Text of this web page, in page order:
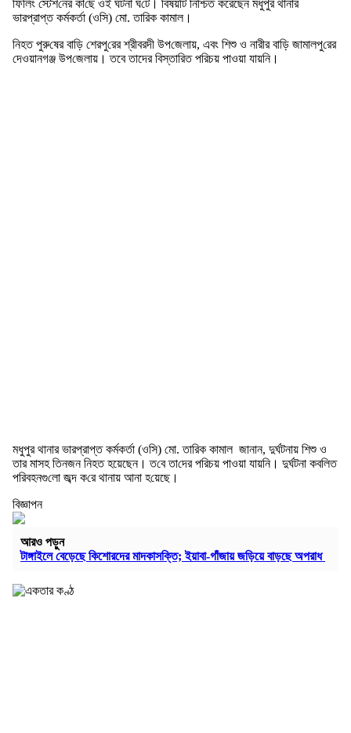
ফি‌লিং স্টেশ‌নের কা‌ছে ওই ঘটনা ঘ‌টে। বিষয়টি নিশ্চিত করেছেন মধুপুর থানার
ভারপ্রাপ্ত কর্মকর্তা (ওসি) মো. তা‌রিক কামাল।
নিহত পুরু‌ষের বা‌ড়ি শেরপু‌রের শ্রীবরদী উপ‌জেলায়, এবং শিশু ও নারীর বা‌ড়ি জামালপু‌রের
দেওয়ানগঞ্জ উপ‌জেলায়। তবে তাদের বিস্তারিত পরিচয় পাওয়া যায়নি।
মধুপুর থানার ভারপ্রাপ্ত কর্মকর্তা (ওসি) মো. তা‌রিক কামাল জানান, দুর্ঘটনায় শিশু ও
তার মাসহ তিনজন নিহত হয়েছেন। ত‌বে তা‌দের প‌রিচয় পাওয়া যায়‌নি। দুর্ঘটনা কব‌লিত
প‌রিবহনগু‌লো জব্দ ক‌রে থানায় আনা হ‌য়েছে।
বিজ্ঞাপন
আরও পড়ুন
টাঙ্গাইলে বেড়েছে কিশোরদের মাদকাসক্তি; ইয়াবা-গাঁজায় জড়িয়ে বাড়ছে অপরাধ